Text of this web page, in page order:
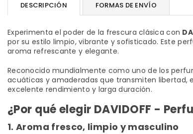
DESCRIPCIÓN FORMAS DE ENVÍO
Experimenta el poder de la frescura clásica con
por su estilo limpio, vibrante y sofisticado. Este
aroma refrescante y elegante.
Reconocido mundialmente como uno de los
acuáticas y amaderadas que transmiten libertad,
excelente rendimiento y larga duración.
¿Por qué elegir DAVIDOFF -
1. Aroma fresco, limpio y masculino